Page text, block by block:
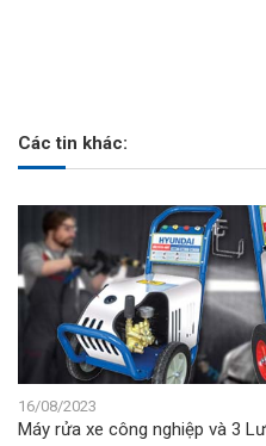
Các tin khác:
16/08/2023
Máy rửa xe công nghiệp và 3